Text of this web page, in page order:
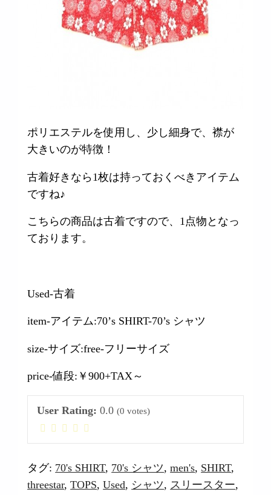
ポリエステルを使用し、少し細身で、襟が
大きいのが特徴！
古着好きなら1枚は持っておくべきアイテム
ですね♪
こちらの商品は古着ですので、1点物となっ
ております。
Used-古着
item-アイテム:70’s SHIRT-70’s シャツ
size-サイズ:free-フリーサイズ
price-値段:￥900+TAX～
User Rating:0.0 (0 votes)
タグ: 70's SHIRT, 70's シャツ,men's, SHIRT,
threestar,TOPS,Used, シャツ, スリースター,